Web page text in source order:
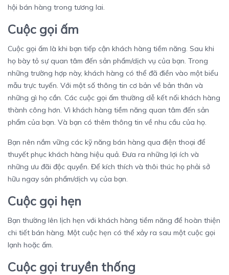
hội bán hàng trong tương lai.
Cuộc gọi ấm
Cuộc gọi ấm là khi bạn tiếp cận khách hàng tiềm năng. Sau khi
họ bày tỏ sự quan tâm đến sản phẩm/dịch vụ của bạn. Trong
những trường hợp này, khách hàng có thể đã điền vào một biểu
mẫu trực tuyến. Với một số thông tin cơ bản về bản thân và
những gì họ cần. Các cuộc gọi ấm thường dễ kết nối khách hàng
thành công hơn. Vì khách hàng tiềm năng quan tâm đến sản
phẩm của bạn. Và bạn có thêm thông tin về nhu cầu của họ.
Bạn nên nắm vững các kỹ năng bán hàng qua điện thoại để
thuyết phục khách hàng hiệu quả. Đưa ra những lợi ích và
những ưu đãi độc quyền. Để kích thích và thôi thúc họ phải sở
hữu ngay sản phẩm/dịch vụ của bạn.
Cuộc gọi hẹn
Bạn thường lên lịch hẹn với khách hàng tiềm năng để hoàn thiện
chi tiết bán hàng. Một cuộc hẹn có thể xảy ra sau một cuộc gọi
lạnh hoặc ấm.
Cuộc gọi truyền thống